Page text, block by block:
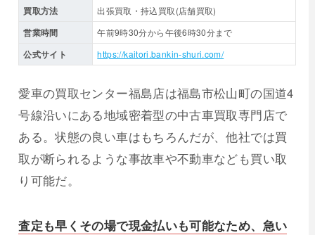
買取方法 出張買取・持込買取(店舗買取)
営業時間 午前9時30分から午後6時30分まで
公式サイト https://kaitori.bankin-shuri.com/
愛車の買取センター福島店は福島市松山町の国道4
号線沿いにある地域密着型の中古車買取専門店で
ある。状態の良い車はもちろんだが、他社では買
取が断られるような事故車や不動車なども買い取
り可能だ。
査定も早くその場で現金払いも可能なため、急い